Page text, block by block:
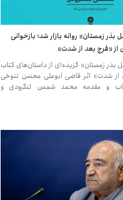
زمستان» روانه بازار شد؛ بازخوانی
«فرج بعد از شدت»
بذر زمستان» گزیده‌ای از داستان‌های کتاب
شدت» اثر قاضی ابوعلی محسن تنوخی
و مقدمه محمد شمس لنگرودی و